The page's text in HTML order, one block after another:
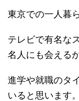
東京での一人暮
テレビで有名な
名人にも会える
進学や就職のタ
いると思います。